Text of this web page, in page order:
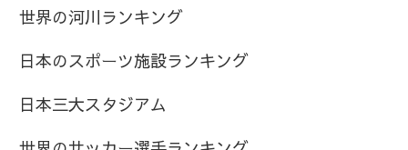
世界の河川ランキング
日本のスポーツ施設ランキング
日本三大スタジアム